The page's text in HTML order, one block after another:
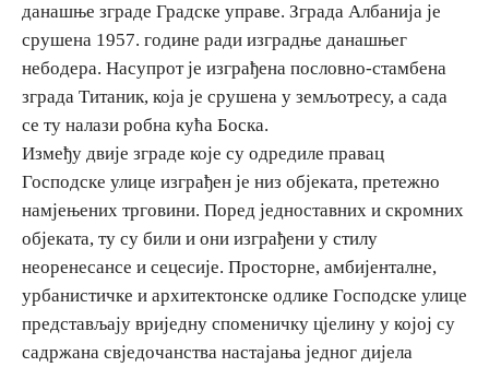
данашње зграде Градске управе. Зграда Албанија је
срушена 1957. године ради изградње данашњег
небодера. Насупрот је изграђена пословно-стамбена
зграда Титаник, која је срушена у земљотресу, а сада
се ту налази робна кућа Боска.
Између двије зграде које су одредиле правац
Господске улице изграђен је низ објеката, претежно
намјењених трговини. Поред једноставних и скромних
објеката, ту су били и они изграђени у стилу
неоренесансе и сецесије. Просторне, амбијенталне,
урбанистичке и архитектонске одлике Господске улице
представљају вриједну споменичку цјелину у којој су
садржана свједочанства настајања једног дијела